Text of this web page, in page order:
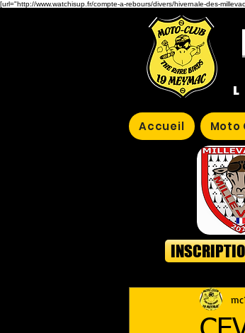
[url="http://www.watchisup.fr/compte-a-rebours/divers/hivernale-des-
Accueil Moto